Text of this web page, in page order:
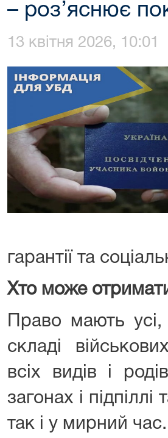
– роз’яснює
13 квітня 2026, 10:01
гарантії та
Хто може
Право мають
складі
всіх видів і
загонах і
так і у мирний час.